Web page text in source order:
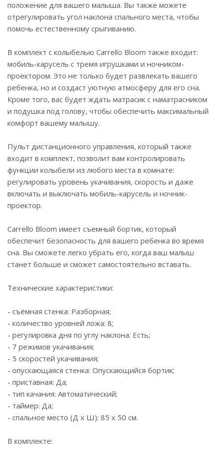
положение для вашего малыша. Вы также можете
отрегулировать угол наклона спального места, чтобы
помочь естественному срыгиванию.
В комплект с колыбелью Carrello Bloom также входит:
мобиль-карусель с тремя игрушками и ночником-
проектором. Это не только будет развлекать вашего
ребенка, но и создаст уютную атмосферу для его сна.
Кроме того, вас будет ждать матрасик с наматрасником
и подушка под голову, чтобы обеспечить максимальный
комфорт вашему малышу.
Пульт дистанционного управления, который также
входит в комплект, позволит вам контролировать
функции колыбели из любого места в комнате:
регулировать уровень укачивания, скорость и даже
включать и выключать мобиль-карусель и ночник-
проектор.
Carrello Bloom имеет съемный бортик, который
обеспечит безопасность для вашего ребенка во время
сна. Вы сможете легко убрать его, когда ваш малыш
станет больше и сможет самостоятельно вставать.
Технические характеристики:
- съёмная стенка: Разборная;
- количество уровней ложа: 8;
- регулировка дня по углу наклона: Есть;
- 7 режимов укачивания;
- 5 скоростей укачивания;
- опускающаяся стенка: Опускающийся бортик;
- приставная: Да;
- тип качания: Автоматический;
- таймер: Да;
- спальное место (Д х Ш): 85 x 50 см.
В комплекте: